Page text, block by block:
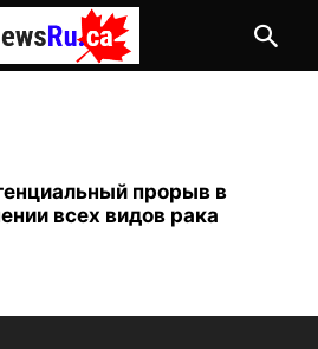
прорыв в
всех видов рака